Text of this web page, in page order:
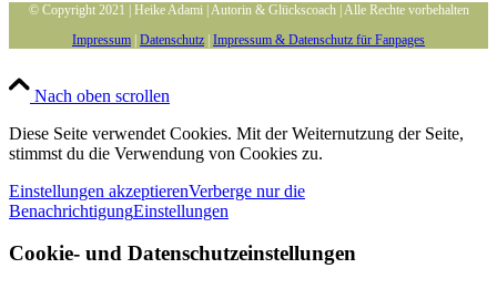
© Copyright 2021 | Heike Adami | Autorin & Glückscoach | Alle Rechte vorbehalten
Impressum | Datenschutz | Impressum & Datenschutz für Fanpages
Nach oben scrollen
Diese Seite verwendet Cookies. Mit der Weiternutzung der Seite,
stimmst du die Verwendung von Cookies zu.
Einstellungen akzeptierenVerberge nur die
BenachrichtigungEinstellungen
Cookie- und Datenschutzeinstellungen